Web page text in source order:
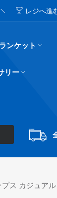
レジへ進
ンケット
リー
ス カジュア